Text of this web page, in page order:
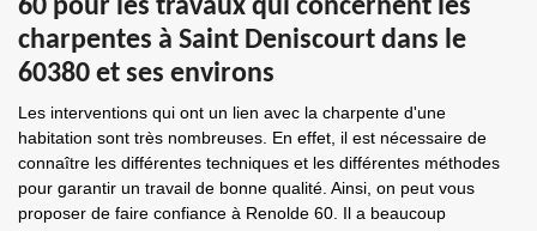
60 pour les travaux qui concernent les
charpentes à Saint Deniscourt dans le
60380 et ses environs
Les interventions qui ont un lien avec la charpente d'une
habitation sont très nombreuses. En effet, il est nécessaire de
connaître les différentes techniques et les différentes méthodes
pour garantir un travail de bonne qualité. Ainsi, on peut vous
proposer de faire confiance à Renolde 60. Il a beaucoup